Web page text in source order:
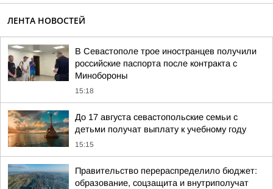
ЛЕНТА НОВОСТЕЙ
В Севастополе трое иностранцев получили
российские паспорта после контракта с
Минобороны
15:18
До 17 августа севастопольские семьи с
детьми получат выплату к учебному году
15:15
Правительство перераспределило бюджет:
образование, соцзащита и внутриполучат